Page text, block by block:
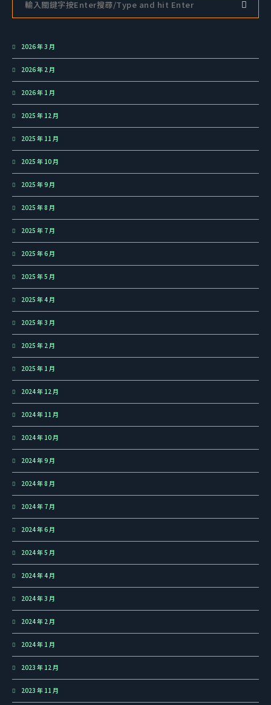
2026 年 3 月
2026 年 2 月
2026 年 1 月
2025 年 12 月
2025 年 11 月
2025 年 10 月
2025 年 9 月
2025 年 8 月
2025 年 7 月
2025 年 6 月
2025 年 5 月
2025 年 4 月
2025 年 3 月
2025 年 2 月
2025 年 1 月
2024 年 12 月
2024 年 11 月
2024 年 10 月
2024 年 9 月
2024 年 8 月
2024 年 7 月
2024 年 6 月
2024 年 5 月
2024 年 4 月
2024 年 3 月
2024 年 2 月
2024 年 1 月
2023 年 12 月
2023 年 11 月